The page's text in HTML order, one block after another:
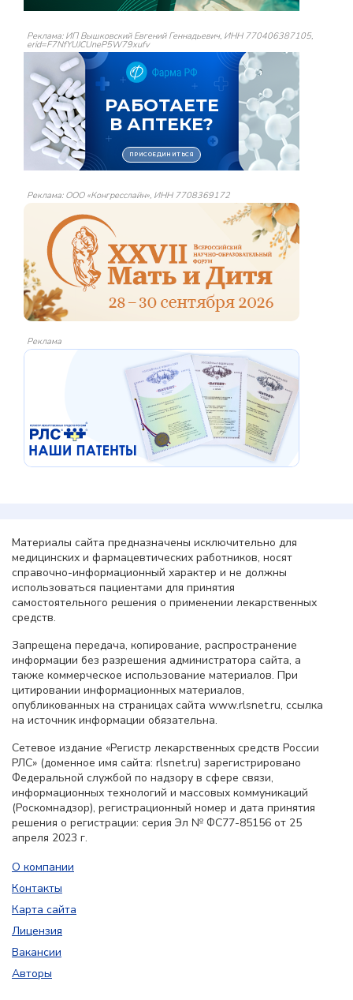
Реклама: ИП Вышковский Евгений Геннадьевич, ИНН 770406387105,
erid=F7NfYUJCUneP5W79xufv
Реклама: ООО «Конгресслайн», ИНН 7708369172
Реклама
Материалы сайта предназначены исключительно для
медицинских и фармацевтических работников, носят
справочно-информационный характер и не должны
использоваться пациентами для принятия
самостоятельного решения о применении лекарственных
средств.
Запрещена передача, копирование, распространение
информации без разрешения администратора сайта, а
также коммерческое использование материалов. При
цитировании информационных материалов,
опубликованных на страницах сайта www.rlsnet.ru, ссылка
на источник информации обязательна.
Сетевое издание «Регистр лекарственных средств России
РЛС» (доменное имя сайта: rlsnet.ru) зарегистрировано
Федеральной службой по надзору в сфере связи,
информационных технологий и массовых коммуникаций
(Роскомнадзор), регистрационный номер и дата принятия
решения о регистрации: серия Эл № ФС77-85156 от 25
апреля 2023 г.
О компании
Контакты
Карта сайта
Лицензия
Вакансии
Авторы